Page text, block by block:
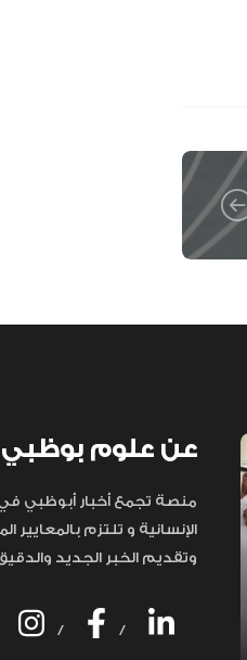
عن علوم بوظبي
منصة تجمع أخبار أبوظبي
الإنسانية و تلتزم
وتقديم الخبر الجديد
/ /